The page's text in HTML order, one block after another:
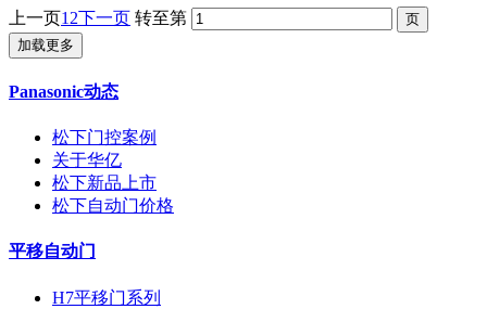
上一页1 2下一页 转至第
加载更多
Panasonic动态
松下门控案例
关于华亿
松下新品上市
松下自动门价格
平移自动门
H7平移门系列